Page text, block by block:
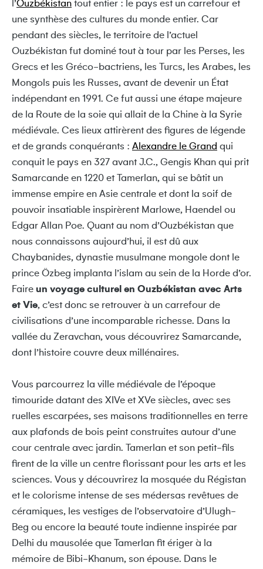
l’Ouzbékistan tout entier : le pays est un carrefour et
une synthèse des cultures du monde entier. Car
pendant des siècles, le territoire de l’actuel
Ouzbékistan fut dominé tout à tour par les Perses, les
Grecs et les Gréco-bactriens, les Turcs, les Arabes, les
Mongols puis les Russes, avant de devenir un État
indépendant en 1991. Ce fut aussi une étape majeure
de la Route de la soie qui allait de la Chine à la Syrie
médiévale. Ces lieux attirèrent des figures de légende
et de grands conquérants : Alexandre le Grand qui
conquit le pays en 327 avant J.C., Gengis Khan qui prit
Samarcande en 1220 et Tamerlan, qui se bâtit un
immense empire en Asie centrale et dont la soif de
pouvoir insatiable inspirèrent Marlowe, Haendel ou
Edgar Allan Poe. Quant au nom d’Ouzbékistan que
nous connaissons aujourd’hui, il est dû aux
Chaybanides, dynastie musulmane mongole dont le
prince Özbeg implanta l’islam au sein de la Horde d’or.
Faire un voyage culturel en Ouzbékistan avec Arts
et Vie, c’est donc se retrouver à un carrefour de
civilisations d’une incomparable richesse. Dans la
vallée du Zeravchan, vous découvrirez Samarcande,
dont l’histoire couvre deux millénaires.
Vous parcourrez la ville médiévale de l’époque
timouride datant des XIVe et XVe siècles, avec ses
ruelles escarpées, ses maisons traditionnelles en terre
aux plafonds de bois peint construites autour d’une
cour centrale avec jardin. Tamerlan et son petit-fils
firent de la ville un centre florissant pour les arts et les
sciences. Vous y découvrirez la mosquée du Régistan
et le colorisme intense de ses médersas revêtues de
céramiques, les vestiges de l’observatoire d’Ulugh-
Beg ou encore la beauté toute indienne inspirée par
Delhi du mausolée que Tamerlan fit ériger à la
mémoire de Bibi-Khanum, son épouse. Dans le